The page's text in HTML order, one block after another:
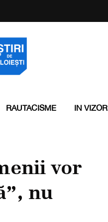
RAUTACISME IN VIZOR
vor
nu